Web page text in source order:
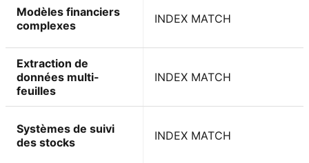
Modèles financiers
complexes
INDEX MATCH
Extraction de
données multi-
feuilles
INDEX MATCH
Systèmes de suivi
des stocks
INDEX MATCH